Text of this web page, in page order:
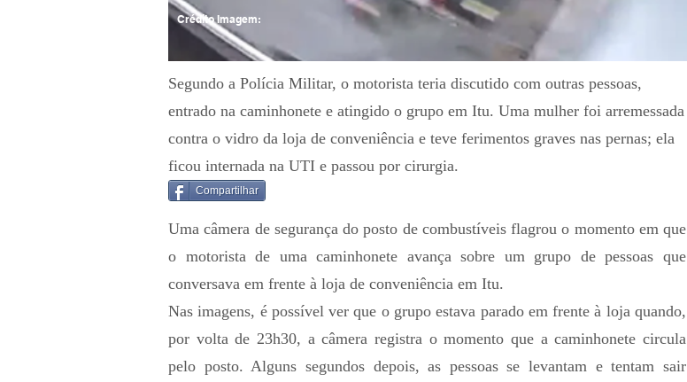
Crédito Imagem:
Segundo a Polícia Militar, o motorista teria discutido com outras pessoas,
entrado na caminhonete e atingido o grupo em Itu. Uma mulher foi arremessada
contra o vidro da loja de conveniência e teve ferimentos graves nas pernas; ela
ficou internada na UTI e passou por cirurgia.
Compartilhar
Uma câmera de segurança do posto de combustíveis flagrou o momento em que
o motorista de uma caminhonete avança sobre um grupo de pessoas que
conversava em frente à loja de conveniência em Itu.
Nas imagens, é possível ver que o grupo estava parado em frente à loja quando,
por volta de 23h30, a câmera registra o momento que a caminhonete circula
pelo posto. Alguns segundos depois, as pessoas se levantam e tentam sair